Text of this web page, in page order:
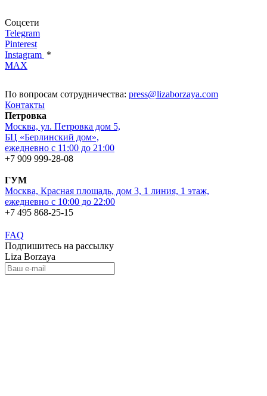
Соцсети
Telegram
Pinterest
Instagram *
MAX
По вопросам сотрудничества: press@lizaborzaya.com
Контакты
Петровка
Москва, ул. Петровка дом 5,
БЦ «Берлинский дом»,
ежедневно с 11:00 до 21:00
+7 909 999-28-08
ГУМ
Москва, Красная площадь, дом 3, 1 линия, 1 этаж,
ежедневно с 10:00 до 22:00
+7 495 868-25-15
FAQ
Подпишитесь на рассылку
Liza Borzaya